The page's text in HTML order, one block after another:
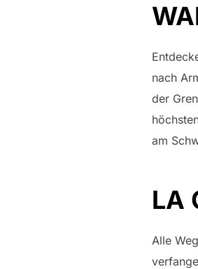
nach
der
am
LA
Alle